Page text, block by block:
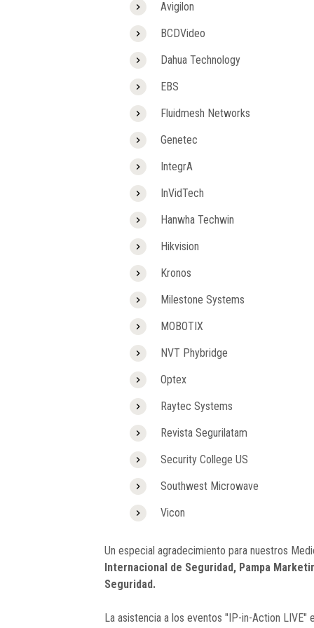
Avigilon
BCDVideo
Dahua Technology
EBS
Fluidmesh Networks
Genetec
IntegrA
InVidTech
Hanwha Techwin
Hikvision
Kronos
Milestone Systems
MOBOTIX
NVT Phybridge
Optex
Raytec Systems
Revista Segurilatam
Security College US
Southwest Microwave
Vicon
Un especial agradecimiento para nuestros
Internacional de Seguridad, Pampa
Seguridad.
La asistencia a los eventos "IP-in-Action